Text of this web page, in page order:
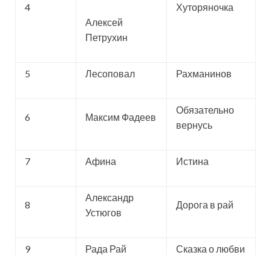
4
Алексей
Петрухин
Хуторяночка
5 Лесоповал Рахманинов
6 Максим Фадеев
Обязательно
вернусь
7 Афина Истина
8
Александр
Устюгов
Дорога в рай
9 Рада Рай Сказка о любви